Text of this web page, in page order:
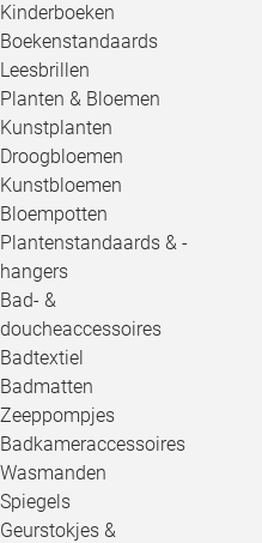
Kinderboeken
Boekenstandaards
Leesbrillen
Planten & Bloemen
Kunstplanten
Droogbloemen
Kunstbloemen
Bloempotten
Plantenstandaards & -
hangers
Bad- &
doucheaccessoires
Badtextiel
Badmatten
Zeeppompjes
Badkameraccessoires
Wasmanden
Spiegels
Geurstokjes &